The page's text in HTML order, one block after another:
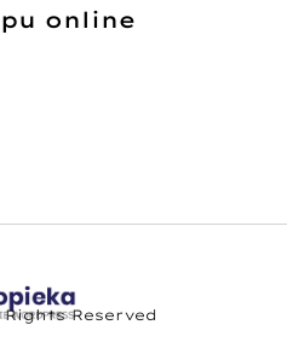
online
Reserved